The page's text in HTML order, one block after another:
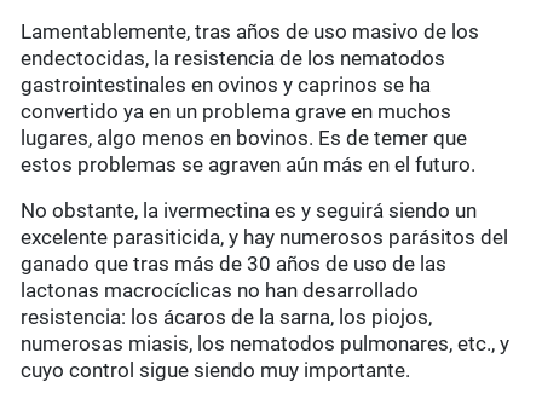
Lamentablemente, tras años de uso masivo de los
endectocidas, la resistencia de los nematodos
gastrointestinales en ovinos y caprinos se ha
convertido ya en un problema grave en muchos
lugares, algo menos en bovinos. Es de temer que
estos problemas se agraven aún más en el futuro.
No obstante, la ivermectina es y seguirá siendo un
excelente parasiticida, y hay numerosos parásitos del
ganado que tras más de 30 años de uso de las
lactonas macrocíclicas no han desarrollado
resistencia: los ácaros de la sarna, los piojos,
numerosas miasis, los nematodos pulmonares, etc., y
cuyo control sigue siendo muy importante.